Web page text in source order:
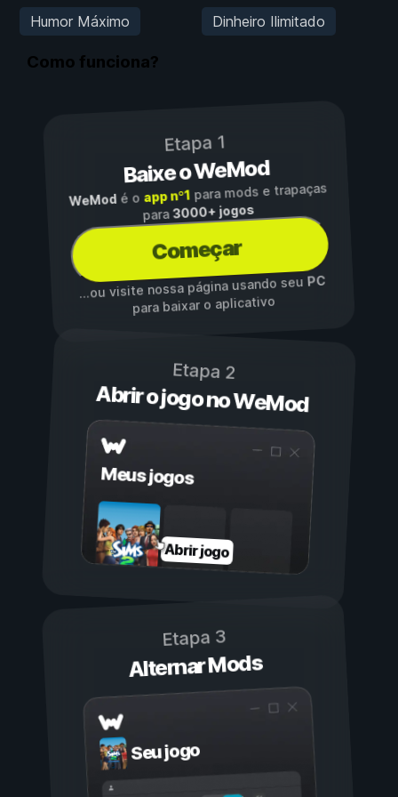
Humor Máximo Dinheiro Ilimitado
Como funciona?
Etapa 1
Baixe o WeMod
WeModé o app nº1para mods e trapaças
para3000+ jogos
Começar
...ou visite nossa página usando seuPC
para baixar o aplicativo
Etapa 2
Abrir o jogo no WeMod
Meus jogos
Abrir jogo
Etapa 3
Alternar Mods
Seu jogo